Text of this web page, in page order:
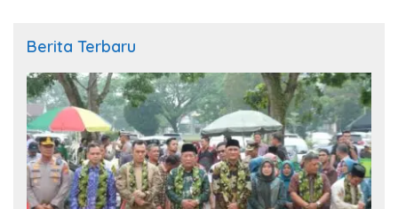
Berita Terbaru